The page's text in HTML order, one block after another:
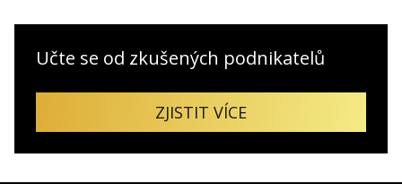
Učte se od zkušených podnikatelů
ZJISTIT VÍCE